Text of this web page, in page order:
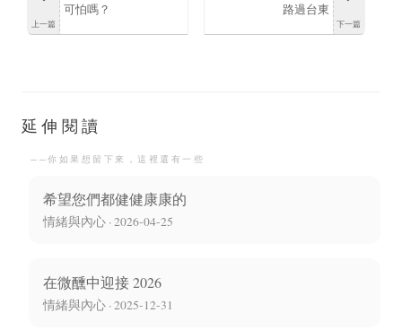
上一篇
可怕嗎？
下一篇
路過台東
延伸閱讀
──你如果想留下來，這裡還有一些
希望您們都健健康康的
情緒與內心 · 2026-04-25
在微醺中迎接 2026
情緒與內心 · 2025-12-31